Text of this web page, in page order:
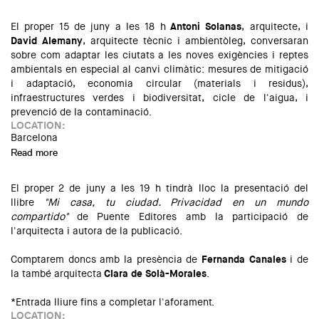
El proper 15 de juny a les 18 h Antoni Solanas, arquitecte, i
David Alemany, arquitecte tècnic i ambientòleg, conversaran
sobre com adaptar les ciutats a les noves exigències i reptes
ambientals en especial al canvi climàtic: mesures de mitigació
i adaptació, economia circular (materials i residus),
infraestructures verdes i biodiversitat, cicle de l'aigua, i
prevenció de la contaminació.
LOCATION:
Barcelona
Read more
El proper 2 de juny a les 19 h tindrà lloc la presentació del
llibre
"Mi casa, tu ciudad. Privacidad en un mundo
compartido"de Puente Editores amb la participació de
l'arquitecta i autora de la publicació.
Comptarem doncs amb la presència de Fernanda Canalesi de
la també arquitecta Clara de Solà-Morales.
*Entrada lliure fins a completar l'aforament.
LOCATION: